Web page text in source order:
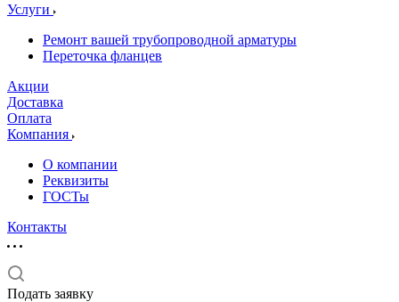
Услуги
Ремонт вашей трубопроводной арматуры
Переточка фланцев
Акции
Доставка
Оплата
Компания
О компании
Реквизиты
ГОСТы
Контакты
Подать заявку